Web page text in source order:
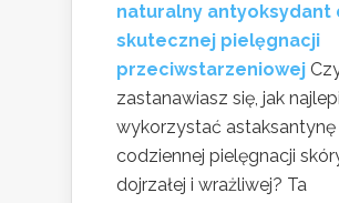
naturalny antyoksydant
skutecznej pielęgnacji
przeciwstarzeniowej
zastanawiasz się, jak
wykorzystać
codziennej pielęgnacji
dojrzałej i wrażliwej? Ta